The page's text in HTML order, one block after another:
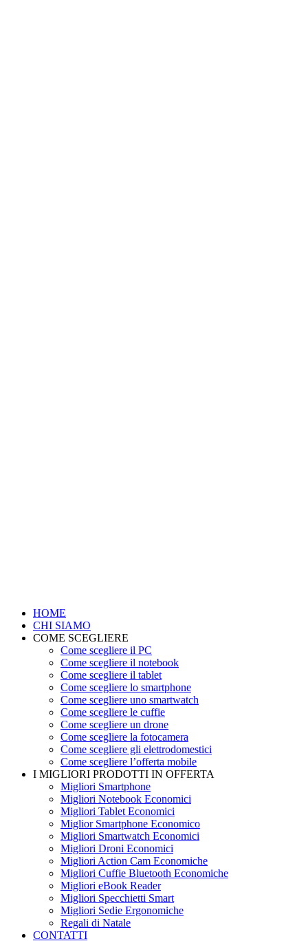
HOME
CHI SIAMO
COME SCEGLIERE
Come scegliere il PC
Come scegliere il notebook
Come scegliere il tablet
Come scegliere lo smartphone
Come scegliere uno smartwatch
Come scegliere le cuffie
Come scegliere un drone
Come scegliere la fotocamera
Come scegliere gli elettrodomestici
Come scegliere l’offerta mobile
I MIGLIORI PRODOTTI IN OFFERTA
Migliori Smartphone
Migliori Notebook Economici
Migliori Tablet Economici
Miglior Smartphone Economico
Migliori Smartwatch Economici
Migliori Droni Economici
Migliori Action Cam Economiche
Migliori Cuffie Bluetooth Economiche
Migliori eBook Reader
Migliori Specchietti Smart
Migliori Sedie Ergonomiche
Regali di Natale
CONTATTI